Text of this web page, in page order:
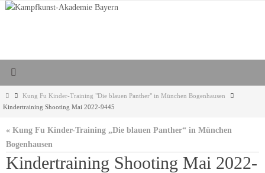
Zum
StartKung Fu Kinder-Training "Die blauen Panther" in München Bogenhausen
Kindertraining Shooting Mai 2022-9445
« Kung Fu Kinder-Training „Die blauen Panther“ in München
Bogenhausen
Kindertraining Shooting Mai 2022-